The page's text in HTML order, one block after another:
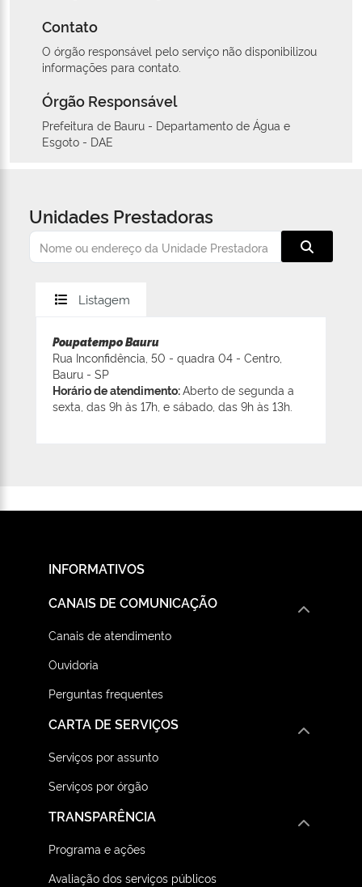
Contato
O órgão responsável pelo serviço não disponibilizou
informações para contato.
Órgão Responsável
Prefeitura de Bauru - Departamento de Água e
Esgoto - DAE
Unidades Prestadoras
Listagem
Poupatempo Bauru
Rua Inconfidência, 50 - quadra 04 - Centro,
Bauru - SP
Horário de atendimento:Aberto de segunda a
sexta, das 9h às 17h, e sábado, das 9h às 13h.
INFORMATIVOS
CANAIS DE COMUNICAÇÃO
Canais de atendimento
Ouvidoria
Perguntas frequentes
CARTA DE SERVIÇOS
Serviços por assunto
Serviços por órgão
TRANSPARÊNCIA
Programa e ações
Avaliação dos serviços públicos